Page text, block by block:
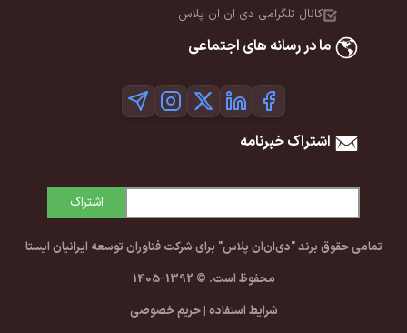
کانال تلگرامی دی ان ان پلاس
ما در رسانه های اجتماعی
اشتراک خبرنامه
اشتراک
تمامی حقوق برند "دی‌ان‌ان پلاس" برای شرکت فناوران توسعه ایرانیان ایستا
محفوظ است. © 1392-1405
شرایط استفاده |حریم خصوصی